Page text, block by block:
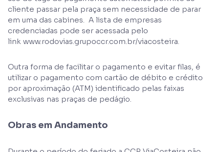
cliente passar pela praça sem necessidade de parar
em uma das cabines. A lista de empresas
credenciadas pode ser acessada pelo
link www.rodovias.grupoccr.com.br/viacosteira.
Outra forma de facilitar o pagamento e evitar filas, é
utilizar o pagamento com cartão de débito e crédito
por aproximação (ATM) identificado pelas faixas
exclusivas nas praças de pedágio.
Obras em Andamento